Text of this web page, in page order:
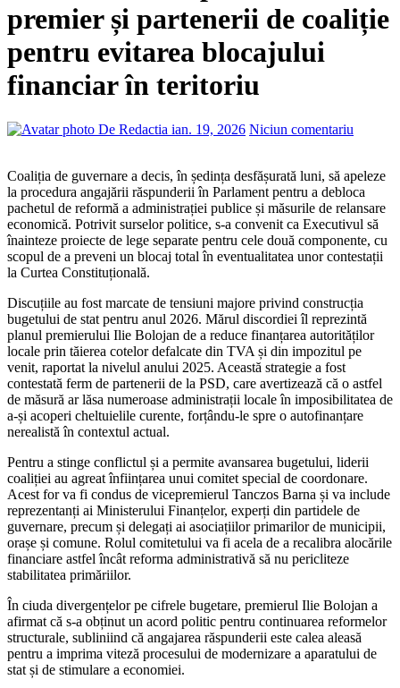
premier și partenerii de coaliție
pentru evitarea blocajului
financiar în teritoriu
De Redactia ian. 19, 2026 Niciun comentariu
Coaliția de guvernare a decis, în ședința desfășurată luni, să apeleze
la procedura angajării răspunderii în Parlament pentru a debloca
pachetul de reformă a administrației publice și măsurile de relansare
economică. Potrivit surselor politice, s-a convenit ca Executivul să
înainteze proiecte de lege separate pentru cele două componente, cu
scopul de a preveni un blocaj total în eventualitatea unor contestații
la Curtea Constituțională.
Discuțiile au fost marcate de tensiuni majore privind construcția
bugetului de stat pentru anul 2026. Mărul discordiei îl reprezintă
planul premierului Ilie Bolojan de a reduce finanțarea autorităților
locale prin tăierea cotelor defalcate din TVA și din impozitul pe
venit, raportat la nivelul anului 2025. Această strategie a fost
contestată ferm de partenerii de la PSD, care avertizează că o astfel
de măsură ar lăsa numeroase administrații locale în imposibilitatea de
a-și acoperi cheltuielile curente, forțându-le spre o autofinanțare
nerealistă în contextul actual.
Pentru a stinge conflictul și a permite avansarea bugetului, liderii
coaliției au agreat înființarea unui comitet special de coordonare.
Acest for va fi condus de vicepremierul Tanczos Barna și va include
reprezentanți ai Ministerului Finanțelor, experți din partidele de
guvernare, precum și delegați ai asociațiilor primarilor de municipii,
orașe și comune. Rolul comitetului va fi acela de a recalibra alocările
financiare astfel încât reforma administrativă să nu pericliteze
stabilitatea primăriilor.
În ciuda divergențelor pe cifrele bugetare, premierul Ilie Bolojan a
afirmat că s-a obținut un acord politic pentru continuarea reformelor
structurale, subliniind că angajarea răspunderii este calea aleasă
pentru a imprima viteză procesului de modernizare a aparatului de
stat și de stimulare a economiei.